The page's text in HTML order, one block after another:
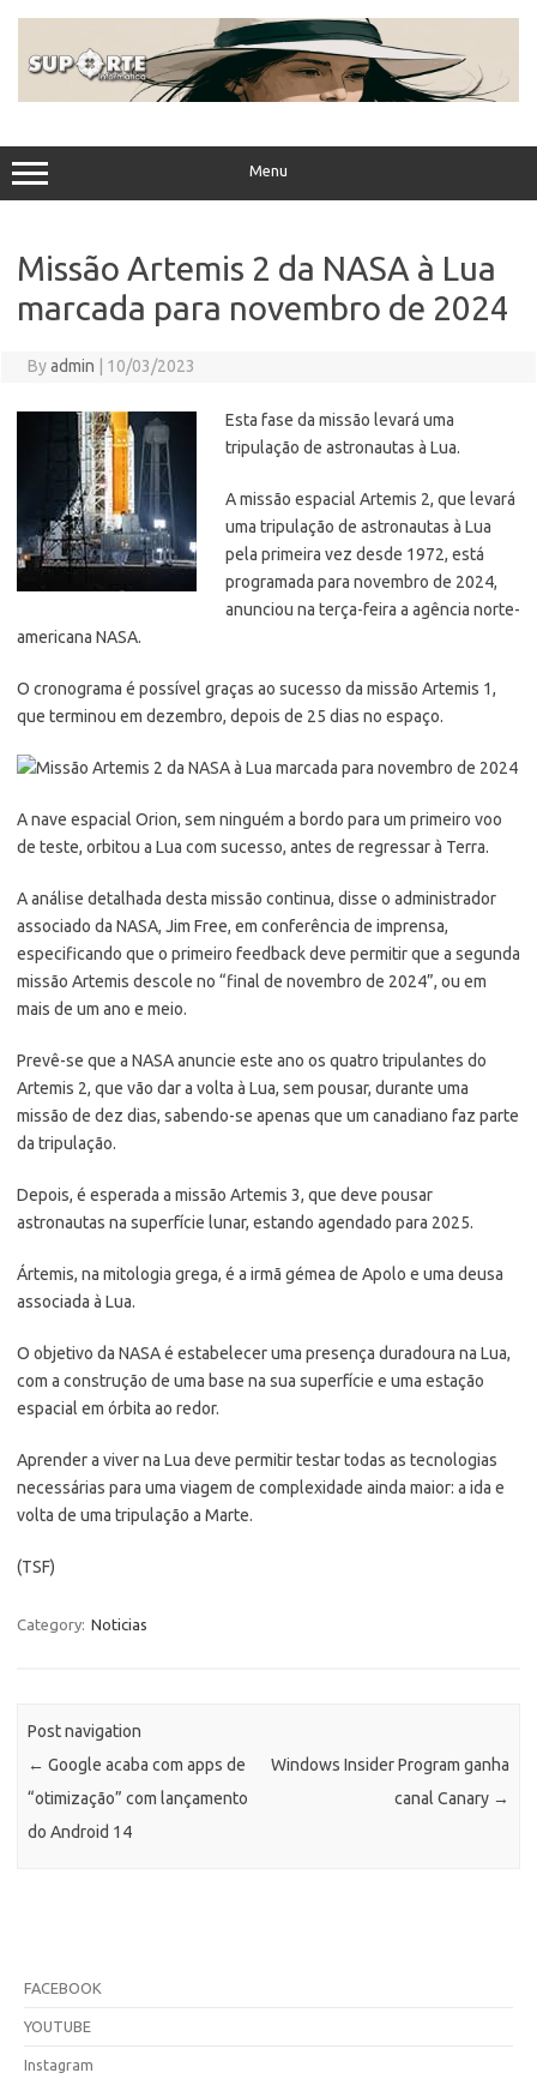
Menu
Missão Artemis 2 da NASA à Lua
marcada para novembro de 2024
Byadmin 10/03/2023
Esta fase da missão levará uma
tripulação de astronautas à Lua.
A missão espacial Artemis 2, que levará
uma tripulação de astronautas à Lua
pela primeira vez desde 1972, está
programada para novembro de 2024,
anunciou na terça-feira a agência norte-
americana NASA.
O cronograma é possível graças ao sucesso da missão Artemis 1,
que terminou em dezembro, depois de 25 dias no espaço.
A nave espacial Orion, sem ninguém a bordo para um primeiro voo
de teste, orbitou a Lua com sucesso, antes de regressar à Terra.
A análise detalhada desta missão continua, disse o administrador
associado da NASA, Jim Free, em conferência de imprensa,
especificando que o primeiro feedback deve permitir que a segunda
missão Artemis descole no “final de novembro de 2024”, ou em
mais de um ano e meio.
Prevê-se que a NASA anuncie este ano os quatro tripulantes do
Artemis 2, que vão dar a volta à Lua, sem pousar, durante uma
missão de dez dias, sabendo-se apenas que um canadiano faz parte
da tripulação.
Depois, é esperada a missão Artemis 3, que deve pousar
astronautas na superfície lunar, estando agendado para 2025.
Ártemis, na mitologia grega, é a irmã gémea de Apolo e uma deusa
associada à Lua.
O objetivo da NASA é estabelecer uma presença duradoura na Lua,
com a construção de uma base na sua superfície e uma estação
espacial em órbita ao redor.
Aprender a viver na Lua deve permitir testar todas as tecnologias
necessárias para uma viagem de complexidade ainda maior: a ida e
volta de uma tripulação a Marte.
(TSF)
Category: Noticias
Post navigation
← Google acaba com apps de
“otimização” com lançamento
do Android 14
Windows Insider Program ganha
canal Canary →
FACEBOOK
YOUTUBE
Instagram